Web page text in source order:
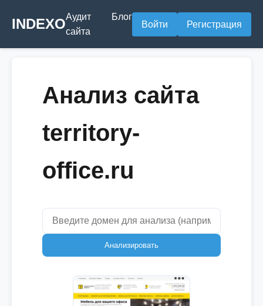
INDEXOАудит
сайта
Блог
Войти Регистрация
Анализ сайта
territory-
office.ru
Анализировать